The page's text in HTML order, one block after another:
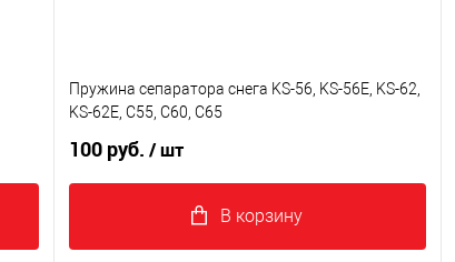
Пружина сепаратора снега KS-56, KS-56E, KS-62,
KS-62E, C55, C60, C65
100 руб./ шт
В корзину